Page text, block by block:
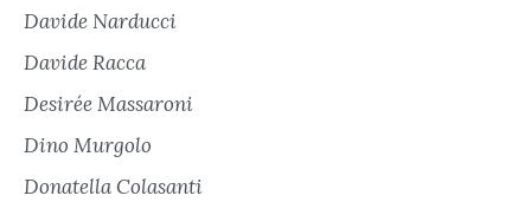
Davide Narducci
Davide Racca
Desirée Massaroni
Dino Murgolo
Donatella Colasanti